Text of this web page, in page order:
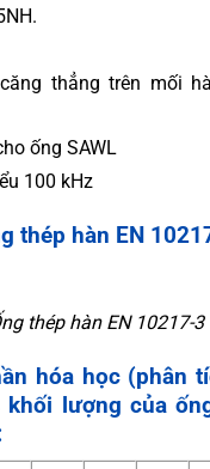
thẳng trên mối
ống SAWL
100 kHz
thép hàn EN 10217-3
hóa học (phân
khối lượng của